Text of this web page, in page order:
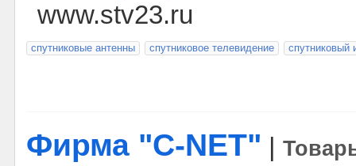
www.stv23.ru
спутниковые антенны спутниковое телевидение спутниковый
Фирма "C-NET"